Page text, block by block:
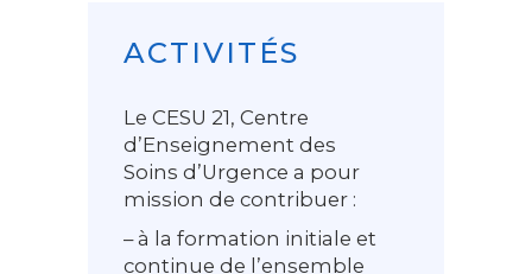
ACTIVITÉS
Le CESU 21, Centre
d’Enseignement des
Soins d’Urgence a pour
mission de contribuer :
– à la formation initiale et
continue de l’ensemble